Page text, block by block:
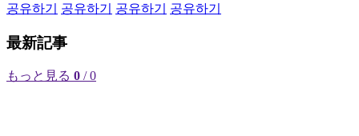
공유하기
공유하기 공유하기 공유하기
最新記事
もっと見る 0 / 0